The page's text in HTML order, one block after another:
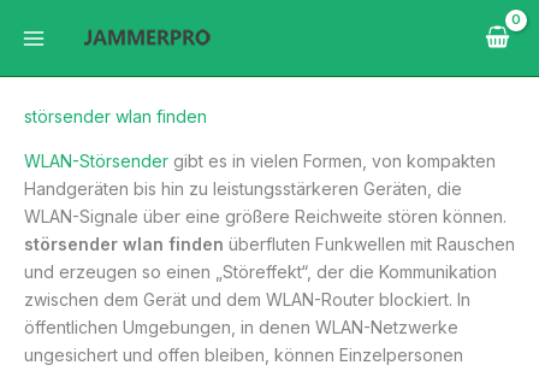
Inhalt
störsender wlan finden
WLAN-Störsender gibt es in vielen Formen, von kompakten
Handgeräten bis hin zu leistungsstärkeren Geräten, die
WLAN-Signale über eine größere Reichweite stören können.
störsender wlan finden überfluten Funkwellen mit Rauschen
und erzeugen so einen „Störeffekt“, der die Kommunikation
zwischen dem Gerät und dem WLAN-Router blockiert. In
öffentlichen Umgebungen, in denen WLAN-Netzwerke
ungesichert und offen bleiben, können Einzelpersonen